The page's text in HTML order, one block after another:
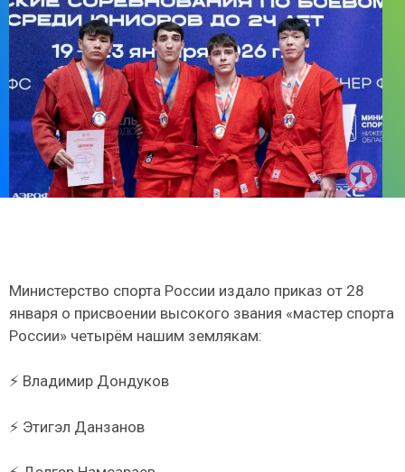
Министерство спорта России издало приказ от 28
января о присвоении высокого звания «мастер спорта
России» четырём нашим землякам:
⚡️ Владимир Дондуков
⚡️ Этигэл Данзанов